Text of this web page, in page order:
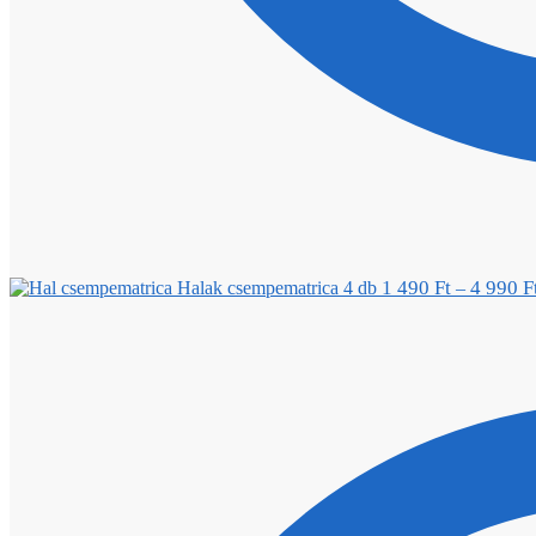
Halak csempematrica 4 db 1 490 Ft – 4 990